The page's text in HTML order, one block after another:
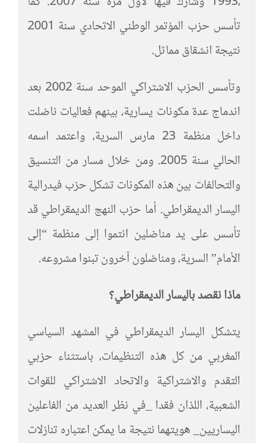
تأسس حزب المؤتمر الوطني الاتحادي سنة 2001
نتيجة انشقاق مماثل.
وتأسس الحزب الاشتراكي الموحد سنة 2002 بعد
اندماج عدة مكونات يسارية، بينهم فعاليات ناضلت
داخل منظمة 23 مارس السرية، واعتمد اسمه
الحالي سنة 2005. ومن خلال مسار من التنسيق
والتحالفات بين هذه المكونات تشكل حزب فيدرالية
اليسار الديمقراطي. أما حزب النهج الديمقراطي قد
تأسس على يد مناضلين انتموا إلى منظمة “إلى
الأمام” السرية، ومناضلون آخرون تبنوا مشروعه.
ماذا نقصد باليسار الديمقراطي؟
يتشكل اليسار الديمقراطي في المشهد السياسي
المغربي من كل هذه التنظيمات، باستثناء حزبي
التقدم والاشتراكية والاتحاد الاشتراكي للقوات
الشعبية، اللذان فقدا _في نظر العديد من الفاعلين
اليساريين_ هويتهما نتيجة ما يمكن اعتباره تنازلات